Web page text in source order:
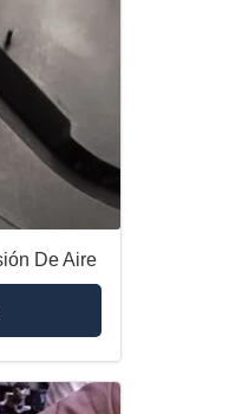
De Aire